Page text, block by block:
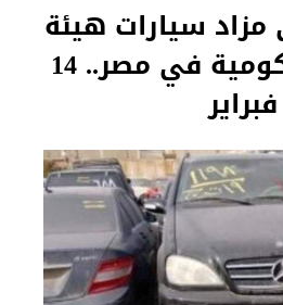
مزاد سيارات هيئة
الخدمات الحكومية في مصر.. 14
فبراير